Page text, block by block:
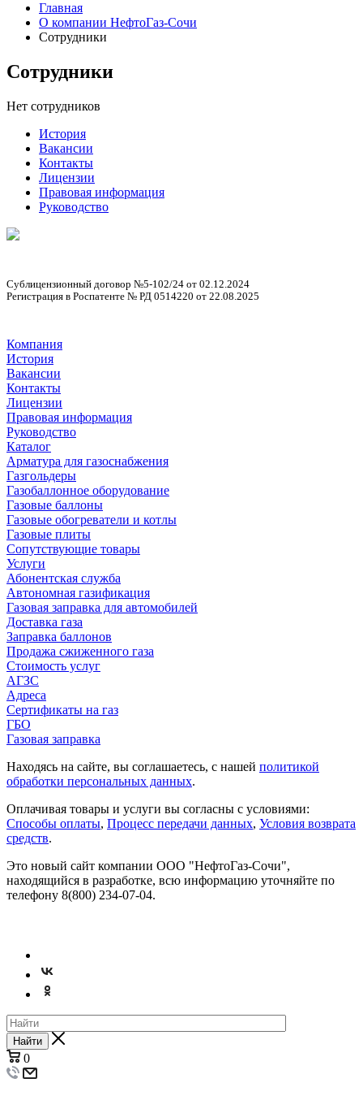
Главная
О компании НефтоГаз-Сочи
Сотрудники
Сотрудники
Нет сотрудников
История
Вакансии
Контакты
Лицензии
Правовая информация
Руководство
Сублицензионный договор №5-102/24 от 02.12.2024
Регистрация в Роспатенте № РД 0514220 от 22.08.2025
Компания
История
Вакансии
Контакты
Лицензии
Правовая информация
Руководство
Каталог
Арматура для газоснабжения
Газгольдеры
Газобаллонное оборудование
Газовые баллоны
Газовые обогреватели и котлы
Газовые плиты
Сопутствующие товары
Услуги
Абонентская служба
Автономная газификация
Газовая заправка для автомобилей
Доставка газа
Заправка баллонов
Продажа сжиженного газа
Стоимость услуг
АГЗС
Адреса
Сертификаты на газ
ГБО
Газовая заправка
Находясь на сайте, вы соглашаетесь, с нашей политикой
обработки персональных данных.
Оплачивая товары и услуги вы согласны с условиями:
Способы оплаты, Процесс передачи данных, Условия возврата
средств.
Это новый сайт компании ООО "НефтоГаз-Сочи",
находящийся в разработке, всю информацию уточняйте по
телефону 8(800) 234-07-04.
Найти
0